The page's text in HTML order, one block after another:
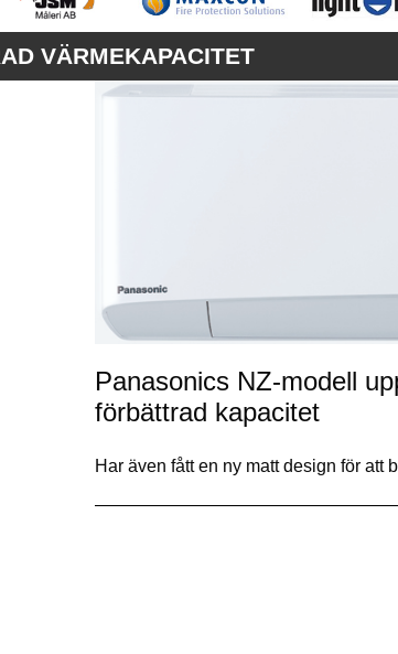
VÄRMEKAPACITET
Panasonics NZ-modell
förbättrad kapacitet
Har även fått en ny matt design för